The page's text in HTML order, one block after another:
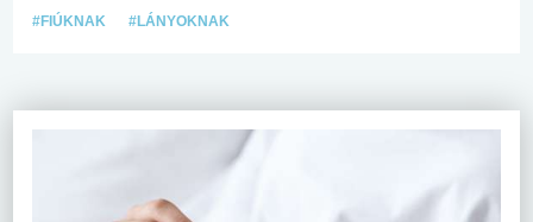
#FIÚKNAK #LÁNYOKNAK